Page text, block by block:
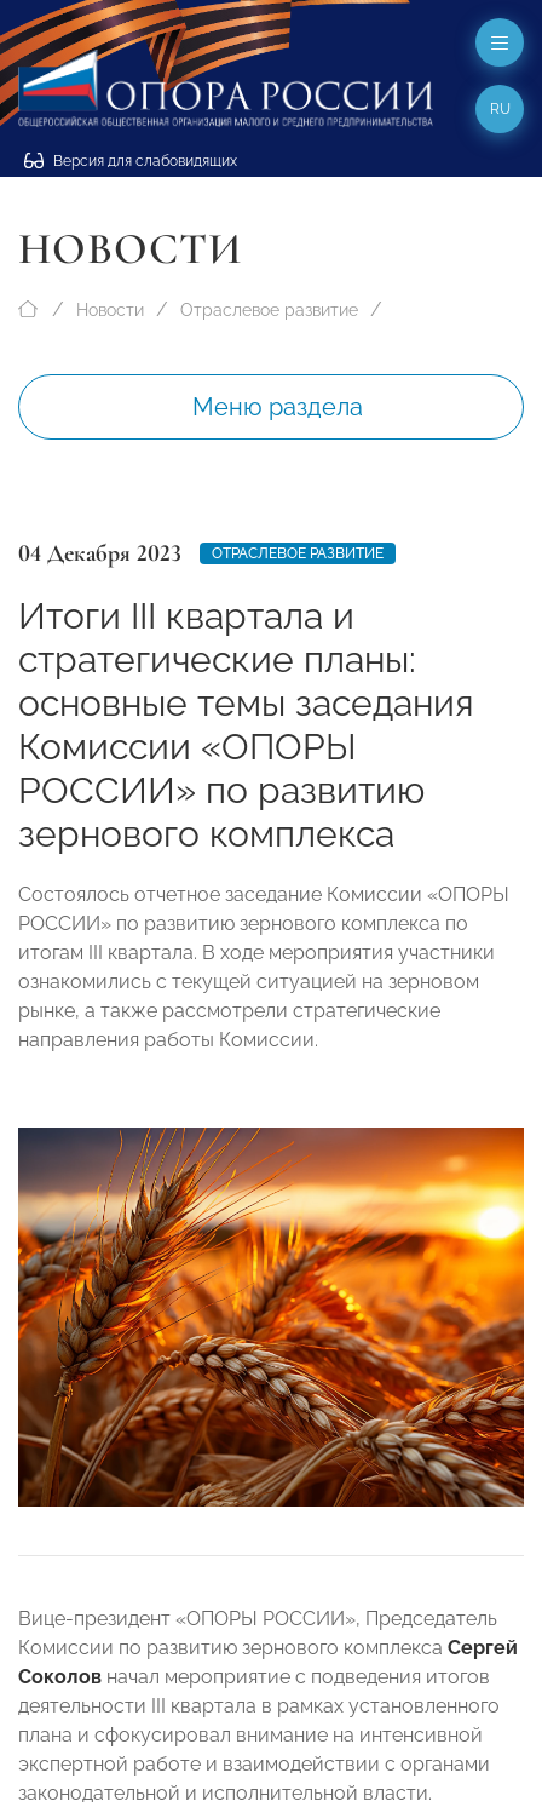
Версия для слабовидящих
RU
НОВОСТИ
Новости Отраслевое развитие
Меню раздела
04 Декабря 2023 ОТРАСЛЕВОЕ РАЗВИТИЕ
Итоги III квартала и
стратегические планы:
основные темы заседания
Комиссии «ОПОРЫ
РОССИИ» по развитию
зернового комплекса
Состоялось отчетное заседание Комиссии «ОПОРЫ
РОССИИ» по развитию зернового комплекса по
итогам III квартала. В ходе мероприятия участники
ознакомились с текущей ситуацией на зерновом
рынке, а также рассмотрели стратегические
направления работы Комиссии.
Вице-президент «ОПОРЫ РОССИИ», Председатель
Комиссии по развитию зернового комплекса Сергей
Соколов начал мероприятие с подведения итогов
деятельности III квартала в рамках установленного
плана и сфокусировал внимание на интенсивной
экспертной работе и взаимодействии с органами
законодательной и исполнительной власти.